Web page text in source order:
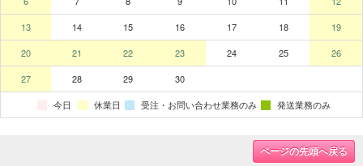
ページの先頭へ戻る